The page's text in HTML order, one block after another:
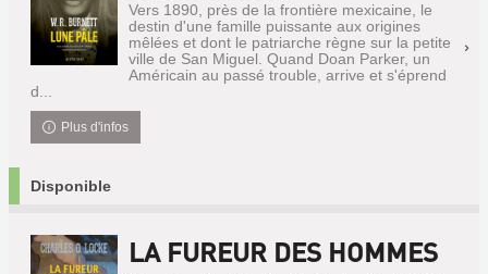
Vers 1890, près de la frontière mexicaine, le
destin d'une famille puissante aux origines
mêlées et dont le patriarche règne sur la petite
ville de San Miguel. Quand Doan Parker, un
Américain au passé trouble, arrive et s'éprend
d...
Plus d'infos
Disponible
LA FUREUR DES HOMMES